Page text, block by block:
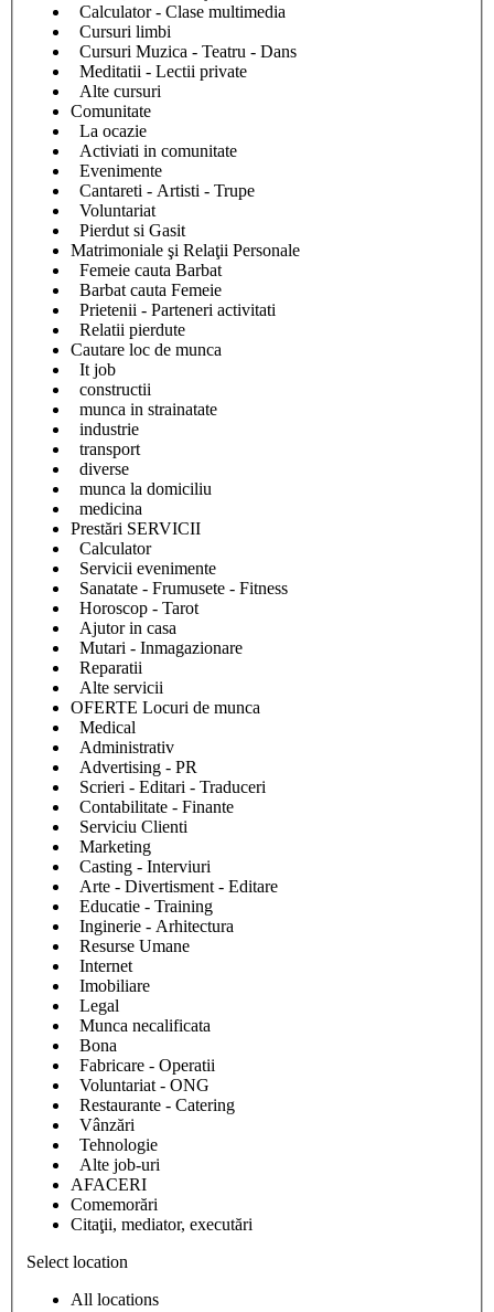
Calculator - Clase multimedia
Cursuri limbi
Cursuri Muzica - Teatru - Dans
Meditatii - Lectii private
Alte cursuri
Comunitate
La ocazie
Activiati in comunitate
Evenimente
Cantareti - Artisti - Trupe
Voluntariat
Pierdut si Gasit
Matrimoniale şi Relaţii Personale
Femeie cauta Barbat
Barbat cauta Femeie
Prietenii - Parteneri activitati
Relatii pierdute
Cautare loc de munca
It job
constructii
munca in strainatate
industrie
transport
diverse
munca la domiciliu
medicina
Prestări SERVICII
Calculator
Servicii evenimente
Sanatate - Frumusete - Fitness
Horoscop - Tarot
Ajutor in casa
Mutari - Inmagazionare
Reparatii
Alte servicii
OFERTE Locuri de munca
Medical
Administrativ
Advertising - PR
Scrieri - Editari - Traduceri
Contabilitate - Finante
Serviciu Clienti
Marketing
Casting - Interviuri
Arte - Divertisment - Editare
Educatie - Training
Inginerie - Arhitectura
Resurse Umane
Internet
Imobiliare
Legal
Munca necalificata
Bona
Fabricare - Operatii
Voluntariat - ONG
Restaurante - Catering
Vânzări
Tehnologie
Alte job-uri
AFACERI
Comemorări
Citaţii, mediator, executări
Select location
All locations